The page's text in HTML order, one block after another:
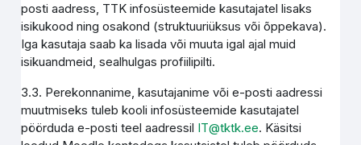
posti aadress, TTK infosüsteemide kasutajatel lisaks
isikukood ning osakond (struktuuriüksus või õppekava).
Iga kasutaja saab ka lisada või muuta igal ajal muid
isikuandmeid, sealhulgas profiilipilti.
3.3. Perekonnanime, kasutajanime või e-posti aadressi
muutmiseks tuleb kooli infosüsteemide kasutajatel
pöörduda e-posti teel aadressil IT@tktk.ee. Käsitsi